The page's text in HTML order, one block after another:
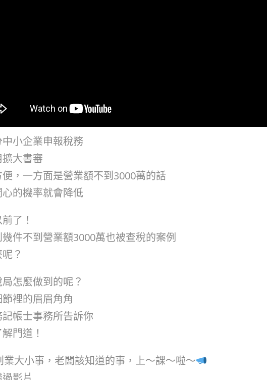
小企業申報稅務
大書審
，一方面是營業額不到3000萬的話
的機率就會降低
了！
件不到營業額3000萬也被查稅的案例
？
怎麼做到的呢？
裡的眉眉角角
帳士事務所告訴你
門道！
業大小事，老闆該知道的事，上～課～啦～